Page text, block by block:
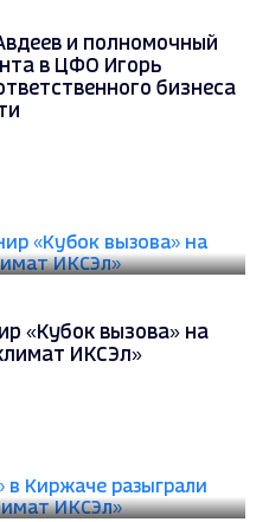
и полномочный
в ЦФО Игорь
бизнеса
«Кубок вызова» на
ИКСЭл»